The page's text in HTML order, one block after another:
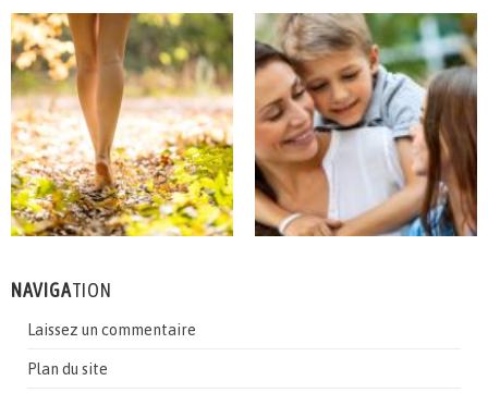
NAVIGATION
Laissez un commentaire
Plan du site